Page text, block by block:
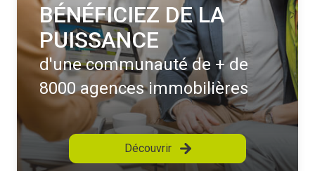
BÉNÉFICIEZ DE LA
PUISSANCE
d'une communauté de + de
8000 agences immobilières
Découvrir